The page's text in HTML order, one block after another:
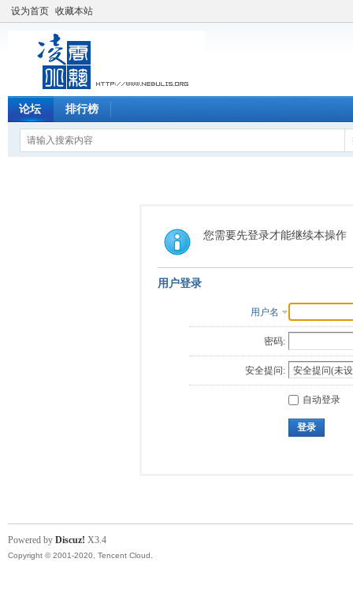
设为首页 收藏本站
论坛 排行榜
您需要先登录才能继续本操作
用户登录
用户名
密码:
安全提问:
自动登录
登录
Powered by Discuz! X3.4
Copyright © 2001-2020, Tencent Cloud.